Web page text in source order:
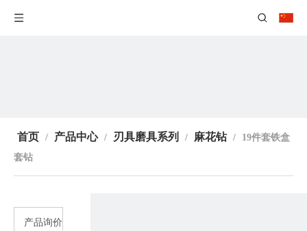
首页 / 产品中心 / 刃具磨具系列 / 麻花钻 /
19件套铁盒
套钻
产品询价